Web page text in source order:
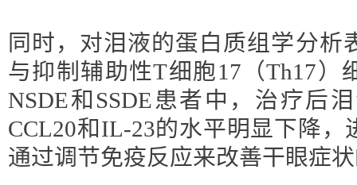
同时，对泪液的蛋白质组学分析
与抑制辅助性T细胞17（Th17）
NSDE和SSDE患者中，治疗后
CCL20和IL-23的水平明显下降，
通过调节免疫反应来改善干眼症